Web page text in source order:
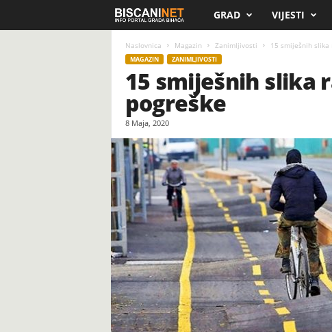
c
n
i
.
n
e
t
GRAD VIJESTI
Naslovnica Magazin Zanimljivosti 15 smiješnih
MAGAZIN ZANIMLJIVOSTI
15 smiješnih slika
pogreške
8 Maja, 2020